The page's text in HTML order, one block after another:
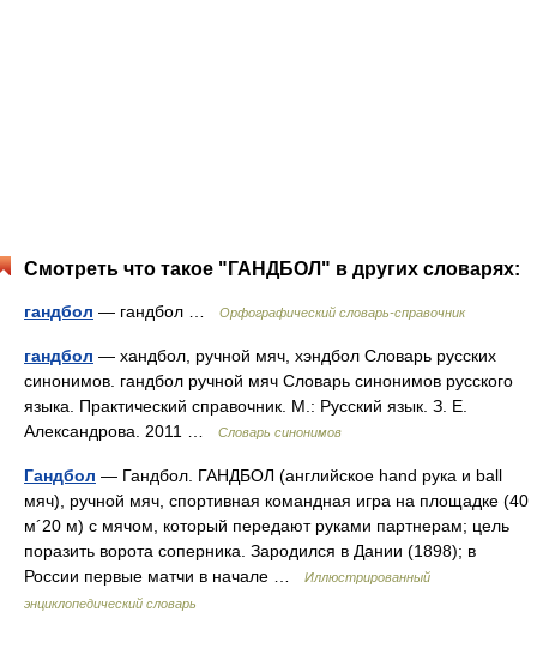
Смотреть что такое "ГАНДБОЛ" в других словарях:
гандбол — гандбол … Орфографический словарь-справочник
гандбол — хандбол, ручной мяч, хэндбол Словарь русских
синонимов. гандбол ручной мяч Словарь синонимов русского
языка. Практический справочник. М.: Русский язык. З. Е.
Александрова. 2011 …
Словарь синонимов
Гандбол — Гандбол. ГАНДБОЛ (английское hand рука и ball
мяч), ручной мяч, спортивная командная игра на площадке (40
м´20 м) с мячом, который передают руками партнерам; цель
поразить ворота соперника. Зародился в Дании (1898); в
России первые матчи в начале …
Иллюстрированный
энциклопедический словарь